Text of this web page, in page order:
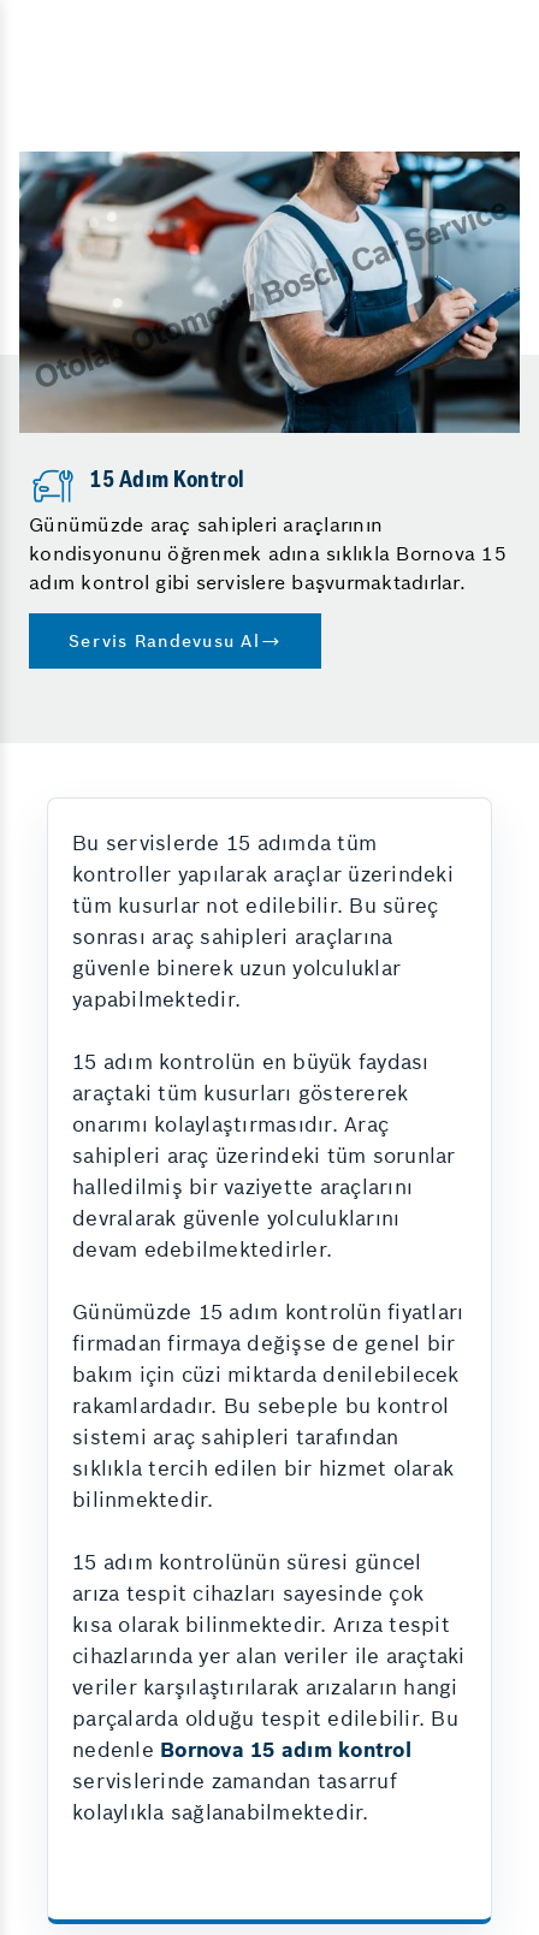
15 Adım Kontrol
Günümüzde araç sahipleri araçlarının
kondisyonunu öğrenmek adına sıklıkla Bornova 15
adım kontrol gibi servislere başvurmaktadırlar.
Servis Randevusu Al
Bu servislerde 15 adımda tüm
kontroller yapılarak araçlar üzerindeki
tüm kusurlar not edilebilir. Bu süreç
sonrası araç sahipleri araçlarına
güvenle binerek uzun yolculuklar
yapabilmektedir.
15 adım kontrolün en büyük faydası
araçtaki tüm kusurları göstererek
onarımı kolaylaştırmasıdır. Araç
sahipleri araç üzerindeki tüm sorunlar
halledilmiş bir vaziyette araçlarını
devralarak güvenle yolculuklarını
devam edebilmektedirler.
Günümüzde 15 adım kontrolün fiyatları
firmadan firmaya değişse de genel bir
bakım için cüzi miktarda denilebilecek
rakamlardadır. Bu sebeple bu kontrol
sistemi araç sahipleri tarafından
sıklıkla tercih edilen bir hizmet olarak
bilinmektedir.
15 adım kontrolünün süresi güncel
arıza tespit cihazları sayesinde çok
kısa olarak bilinmektedir. Arıza tespit
cihazlarında yer alan veriler ile araçtaki
veriler karşılaştırılarak arızaların hangi
parçalarda olduğu tespit edilebilir. Bu
nedenle Bornova 15 adım kontrol
servislerinde zamandan tasarruf
kolaylıkla sağlanabilmektedir.